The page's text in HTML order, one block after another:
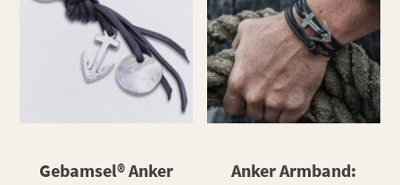
Gebamsel® Anker
Anker Armband: